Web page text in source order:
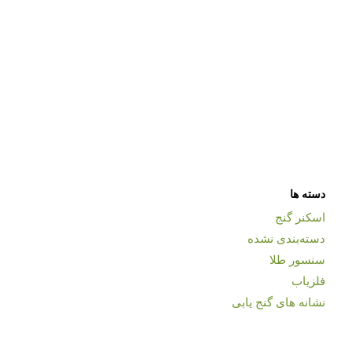
دسته ها
اسکنر گنج
دسته‌بندی نشده
سنسور طلا
فلزیاب
نشانه های گنج یابی